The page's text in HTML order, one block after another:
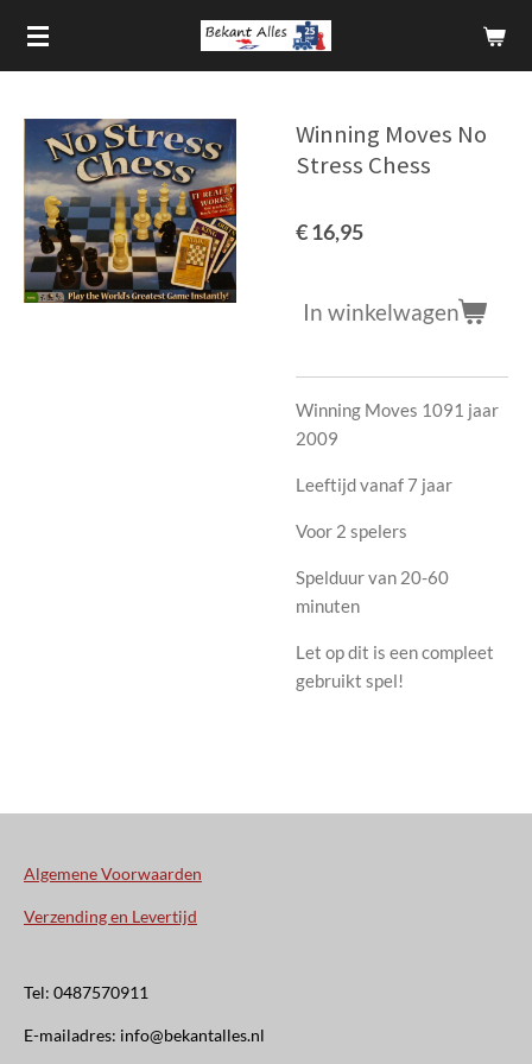
Ga
direct
hoofdinhoud
Winning Moves No
Stress Chess
€ 16,95
In winkelwagen
Winning Moves 1091 jaar
2009
Leeftijd vanaf 7 jaar
Voor 2 spelers
Spelduur van 20-60
minuten
Let op dit is een compleet
gebruikt spel!
Algemene Voorwaarden
Verzending en Levertijd
Tel: 0487570911
E-mailadres: info@bekantalles.nl